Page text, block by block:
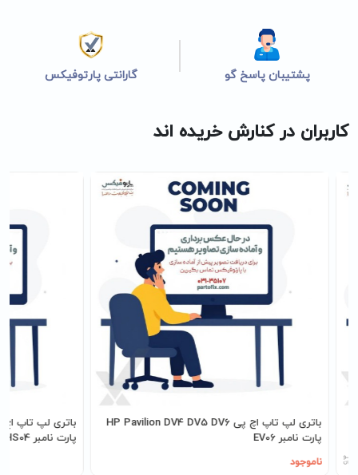
پشتیبان پاسخ گو گارانتی پارتوفیکس
کاربران در کنارش خریده اند
باتری لپ تاپ اچ پی HP Pavilion DV4 DV5 DV6
پارت نامبر EV06
ناموجود
پارت نامبر HS03-HS04